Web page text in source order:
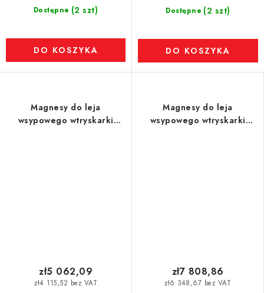
Dostępne (2 szt)
DO KOSZYKA
Dostępne (2 szt)
DO KOSZYKA
Magnesy do leja
wsypowego wtryskarki
zł4 115,52 bez VAT
zł5 062,09
Magnesy do leja
wsypowego wtryskarki
zł6 348,67 bez VAT
zł7 808,86